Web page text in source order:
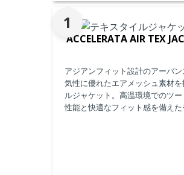
1
ACCELERATA AIR TEX
アジアンフィット設計のアーバ
気性に優れたエアメッシュ素材
ルジャケット。高温環境でのツ
性能と快適なフィット感を備えた